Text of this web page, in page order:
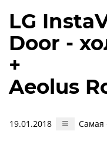
LG
Door -
+
Aeolus
19.01.2018 Самая